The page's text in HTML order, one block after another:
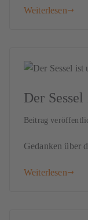
Weiterlesen
Der
Beitrag
Gedanken über
Weiterlesen